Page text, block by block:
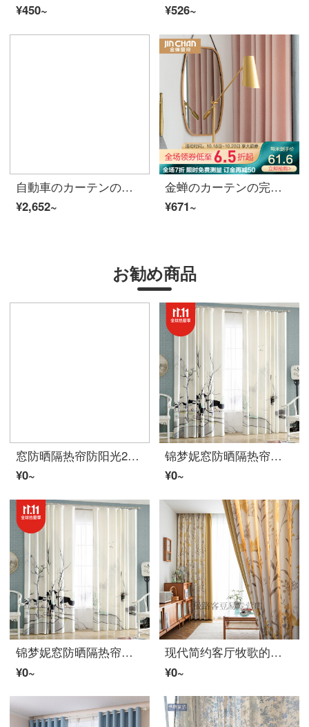
¥450~
¥526~
自動車のカーテンの窓の日除けカーテンは、専用車専用の車の日よけ磁気吸カーテンの日よけ防虫網のカーテン車用遮光カーテンカーテンカーテンカーテンカーテンカーテンの窓（5台のセダンタイプ）専用の車のカーテンに適しています。
¥2,652~
金蝉のカーテンの完成品北欧は簡単につづり合わせて色の翻り窓のリビングルームのカーテンの遮光山水の間(cf 4粉+cf 5灰)の1メートルの材料の価格(フック/穴あけ無料加工)をつづり合わせて何メートルの撮影を必要としますか？
¥671~
お勧め商品
窓防晒隔热帘防阳光2022年中式中国风山水画客厅书房既製カーテン遮光ファブリック生地料窗レース帘 山水人家 - 高密レース帘 - 不 私人一米面料费另算
¥0~
锦梦妮窓防晒隔热帘防阳光2022年中式中国风山水画客厅书房既製カーテン遮光ファブリック生地料窗レース帘 山水人家 - 绒リネンファブリック生地帘 - 不 私人【一米面料，费另算】
¥0~
锦梦妮窓防晒隔热帘防阳光2022年中式中国风山水画客厅书房既製カーテン遮光ファブリック生地料窗レース帘 山水人家 - 高密レース帘 - 打孔成品 宽1.9*2.7米高(可改短) * 单片(左片)
¥0~
现代简约客厅牧歌的なカーテン 美式遮光田园风窗帘拼色新款暖黄色2022年新款客厅卧室既製カーテンファブリック生地 浅黄色 1.5宽*2.7高 挂钩式1片(改短留言)
¥0~